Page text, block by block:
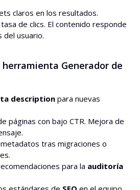
claros en los resultados.
de clics. El contenido responde
del usuario.
Generador de
description para nuevas
páginas con bajo CTR. Mejora de
tras migraciones o
para la auditoría